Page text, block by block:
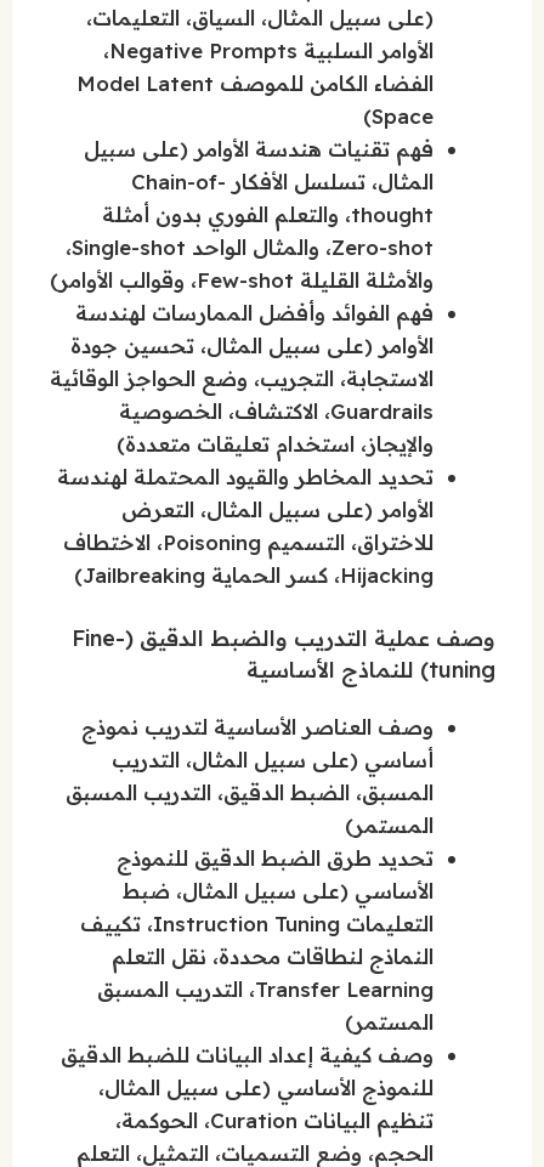
(على سبيل المثال، السياق، التعليمات،
الأوامر السلبية Negative Prompts،
الفضاء الكامن للموصف Model Latent
Space)
فهم تقنيات هندسة الأوامر (على سبيل
المثال، تسلسل الأفكار Chain-of-
thought، والتعلم الفوري بدون أمثلة
Zero-shot، والمثال الواحد Single-shot،
والأمثلة القليلة Few-shot، وقوالب الأوامر)
فهم الفوائد وأفضل الممارسات لهندسة
الأوامر (على سبيل المثال، تحسين جودة
الاستجابة، التجريب، وضع الحواجز الوقائية
Guardrails، الاكتشاف، الخصوصية
والإيجاز، استخدام تعليقات متعددة)
تحديد المخاطر والقيود المحتملة لهندسة
الأوامر (على سبيل المثال، التعرض
للاختراق، التسميم Poisoning، الاختطاف
Hijacking، كسر الحماية Jailbreaking)
وصف عملية التدريب والضبط الدقيق (Fine-
tuning) للنماذج الأساسية
وصف العناصر الأساسية لتدريب نموذج
أساسي (على سبيل المثال، التدريب
المسبق، الضبط الدقيق، التدريب المسبق
المستمر)
تحديد طرق الضبط الدقيق للنموذج
الأساسي (على سبيل المثال، ضبط
التعليمات Instruction Tuning، تكييف
النماذج لنطاقات محددة، نقل التعلم
Transfer Learning، التدريب المسبق
المستمر)
وصف كيفية إعداد البيانات للضبط الدقيق
للنموذج الأساسي (على سبيل المثال،
تنظيم البيانات Curation، الحوكمة،
الحجم، وضع التسميات، التمثيل، التعلم